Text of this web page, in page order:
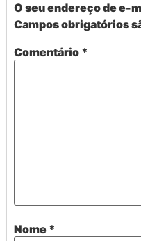
O seu endereço de e-
Campos obrigatórios
Comentário *
Nome *